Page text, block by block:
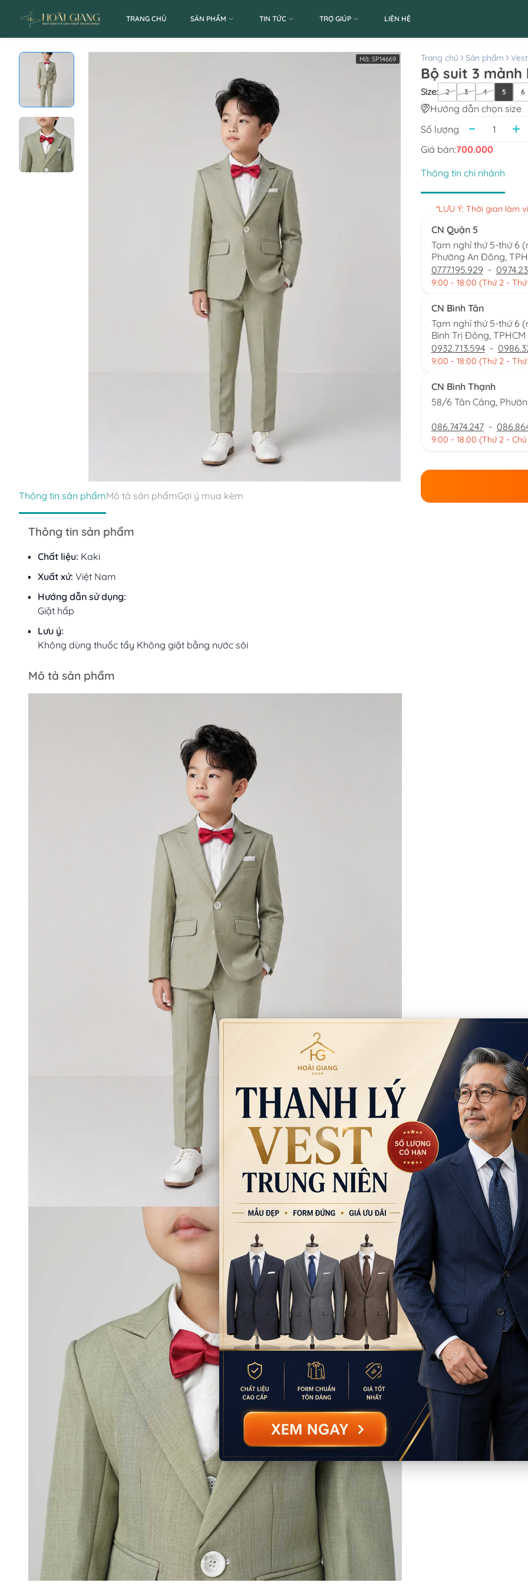
TRANG CHỦ SẢN PHẨM TIN TỨC TRỢ GIÚP LIÊN HỆ
Mã: SP14669
Thông tin sản phẩmMô tả sản phẩmGợi ý mua kèm
Thông tin sản phẩm
Chất liệu: Kaki
Xuất xứ: Việt Nam
Hướng dẫn sử dụng:
Giặt hấp
Lưu ý:
Không dùng thuốc tẩy Không giặt bằng nước sôi
Mô tả sản phẩm
Trang chủ Sản phẩm
Bộ suit 3
Size: 2 3 4 5 6
Hướng dẫn chọn size
Số lượng
Giá bán:700.000
Thông tin chi nhánh
*LƯU Ý: Thời gian làm
CN Quận 5
Tạm nghỉ thứ 5-thứ 6
Phường An Đông,
0777.195.929 -
9:00 - 18:00 (Thứ 2 - Thứ
CN Bình Tân
Tạm nghỉ thứ 5-thứ 6
Bình Trị Đông, TPHCM
0932.713.594 -
9:00 - 18:00 (Thứ 2 - Thứ
CN Bình Thạnh
58/6 Tân Cảng,
086.7474.247 -
9:00 - 18:00 (Thứ 2 -